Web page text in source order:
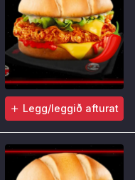
Legg/leggið afturat